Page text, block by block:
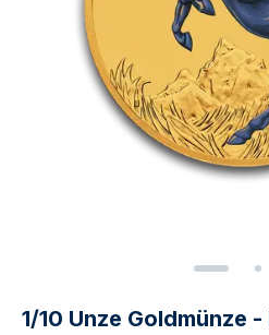
1/10 Unze Goldmünze